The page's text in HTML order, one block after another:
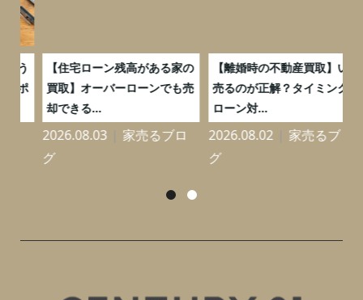
【住宅ローン残高がある家の
買取】オーバーローンでも売
却できる...
2026.08.03
家売るブロ
【離婚時の不動産買取】いつ
売るのが正解？タイミングと
ローン対...
2026.08.02
家売るブロ